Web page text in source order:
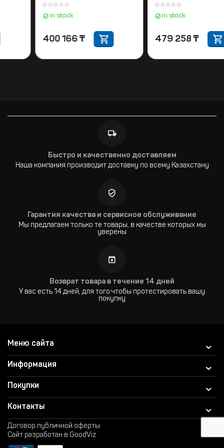
₸ ₸
Быстро и качественно доставляем
Наша компания производит доставку по всему Казахстану
Гарантия качества и сервисное обслуживание
Мы предлагаем только те товары, в качестве которых мы
уверены
Возврат товара в течение 14 дней
У вас есть 14 дней, для того чтобы протестировать вашу
покупку
Меню сайта
Информация
Покупки
Контакты
Договор публичной оферты
Сайт разработан в GoodViz